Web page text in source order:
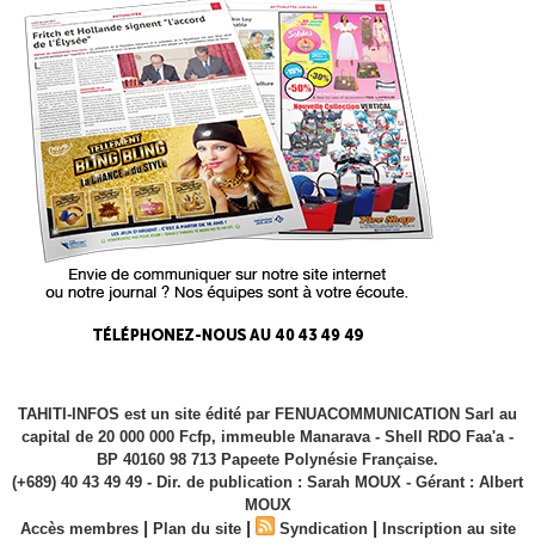
TAHITI-INFOS est un site édité par FENUACOMMUNICATION Sarl au
capital de 20 000 000 Fcfp, immeuble Manarava - Shell RDO Faa'a -
BP 40160 98 713 Papeete Polynésie Française.
(+689) 40 43 49 49 - Dir. de publication : Sarah MOUX - Gérant : Albert
MOUX
Accès membres | Plan du site | Syndication | Inscription au site